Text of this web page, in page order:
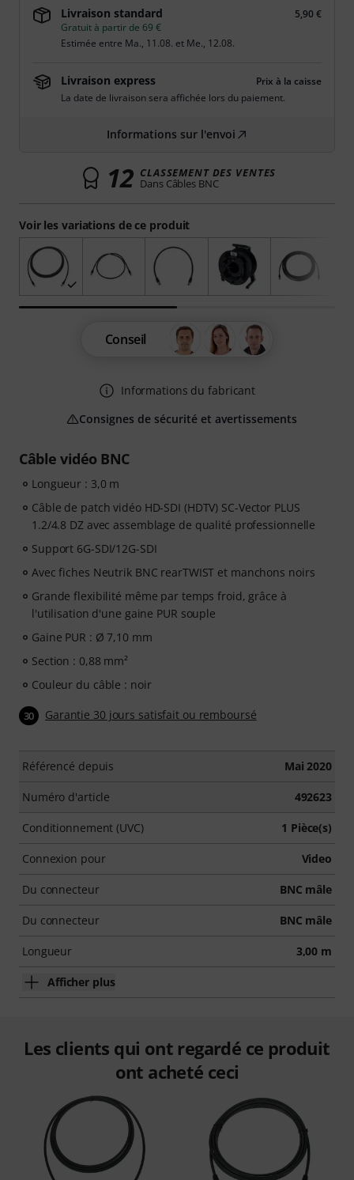
Câble vidéo BNC
Longueur : 3,0 m
Câble de patch vidéo HD-SDI (HDTV) SC-Vector PLUS
1.2/4.8 DZ avec assemblage de qualité professionnelle
Support 6G-SDI/12G-SDI
Avec fiches Neutrik BNC rearTWIST et manchons noirs
Grande flexibilité même par temps froid, grâce à
l'utilisation d'une gaine PUR souple
Gaine PUR : Ø 7,10 mm
Section : 0,88 mm²
Couleur du câble : noir
30 Garantie 30 jours satisfait ou remboursé
Référencé depuis Mai 2020
Numéro d'article 492623
Conditionnement (UVC) 1 Pièce(s)
Connexion pour Video
Du connecteur BNC mâle
Du connecteur BNC mâle
Longueur 3,00 m
Afficher plus
Voir les variations de ce produit
Livraison standard
5,90 €
Gratuit à partir de 69 €
Estimée entre Ma., 11.08. et Me., 12.08.
Livraison express
Prix à la caisse
La date de livraison sera affichée lors du paiement.
Informations sur l'envoi
12 CLASSEMENT DES VENTES
Dans Câbles BNC
Conseil
Informations du fabricant
Consignes de sécurité et avertissements
Les clients qui ont regardé ce produit
ont acheté ceci